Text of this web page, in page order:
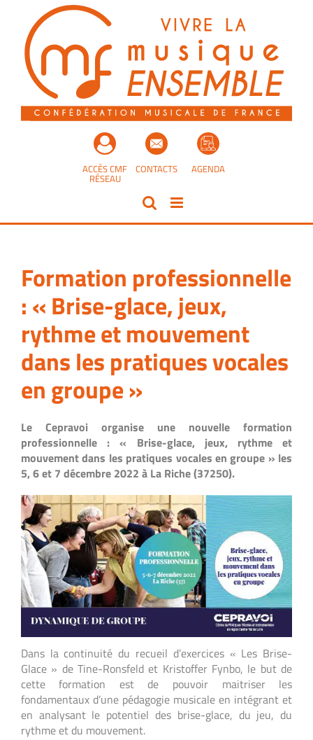
contenu
AGENDA
CONTACTS
ACCÈS CMF
RÉSEAU
Formation professionnelle
: « Brise-glace, jeux,
rythme et mouvement
dans les pratiques vocales
en groupe »
Le Cepravoi organise une nouvelle formation
professionnelle : « Brise-glace, jeux, rythme et
mouvement dans les pratiques vocales en groupe » les
5, 6 et 7 décembre 2022 à La Riche (37250).
Dans la continuité du recueil d’exercices « Les Brise-
Glace » de Tine-Ronsfeld et Kristoffer Fynbo, le but de
cette formation est de pouvoir maitriser les
fondamentaux d’une pédagogie musicale en intégrant et
en analysant le potentiel des brise-glace, du jeu, du
rythme et du mouvement.